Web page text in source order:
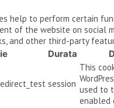
help to perform certain
of the website on social
and other third-party
Durata
session
This
used to
enabled